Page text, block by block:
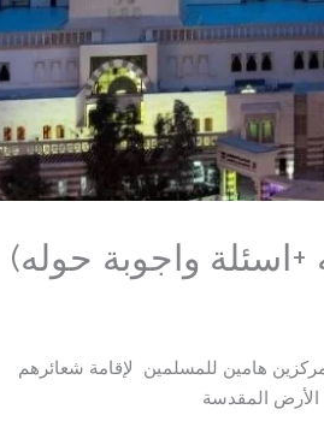
واجوبة حوله)
مركزين هامين للمسلمين لإقامة شعائرهم
الأرض المقدسة